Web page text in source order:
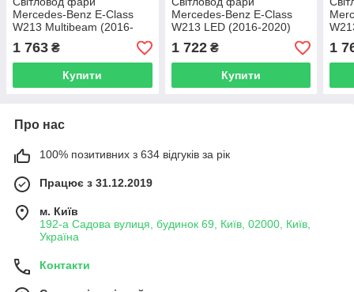
Mercedes-Benz E-Class
W213 Multibeam (2016-
2020) дорест внутрішній
довгий лівий
1 763 ₴
Купити
Mercedes-Benz E-Class
W213 LED (2016-2020)
дорест короткий зовнішній
лівий
1 722₴
Купити
1
Про нас
100% позитивних з 634 відгуків за рік
Працює з 31.12.2019
м. Київ
192-а Садова вулиця, будинок 69, Київ, 02000, Київ,
Україна
Контакти